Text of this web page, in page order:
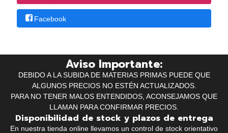
Facebook
Aviso Importante:
DEBIDO A LA SUBIDA DE MATERIAS PRIMAS PUEDE QUE
ALGUNOS PRECIOS NO ESTÉN ACTUALIZADOS.
PARA NO TENER MALOS ENTENDIDOS, ACONSEJAMOS QUE
LLAMAN PARA CONFIRMAR PRECIOS.
Disponibilidad de stock y plazos de entrega
En nuestra tienda online llevamos un control de stock orientativo